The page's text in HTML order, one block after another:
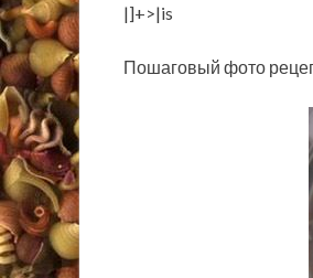
|]+>|is
Пошаговый фото